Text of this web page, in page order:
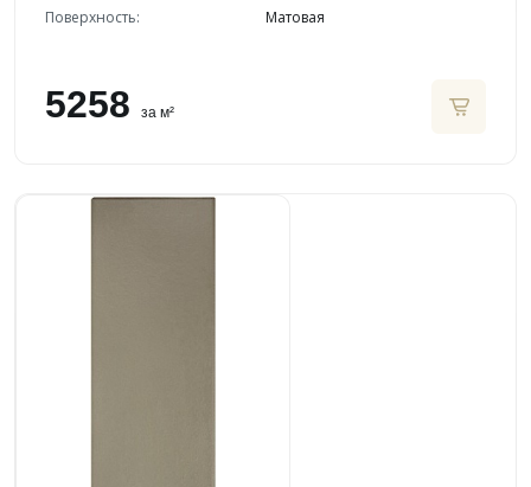
Поверхность:
Матовая
5258 за м²